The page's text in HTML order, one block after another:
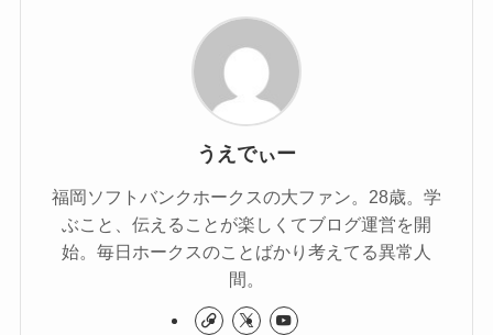
うえでぃー
福岡ソフトバンクホークスの大ファン。28歳。学
ぶこと、伝えることが楽しくてブログ運営を開
始。毎日ホークスのことばかり考えてる異常人
間。